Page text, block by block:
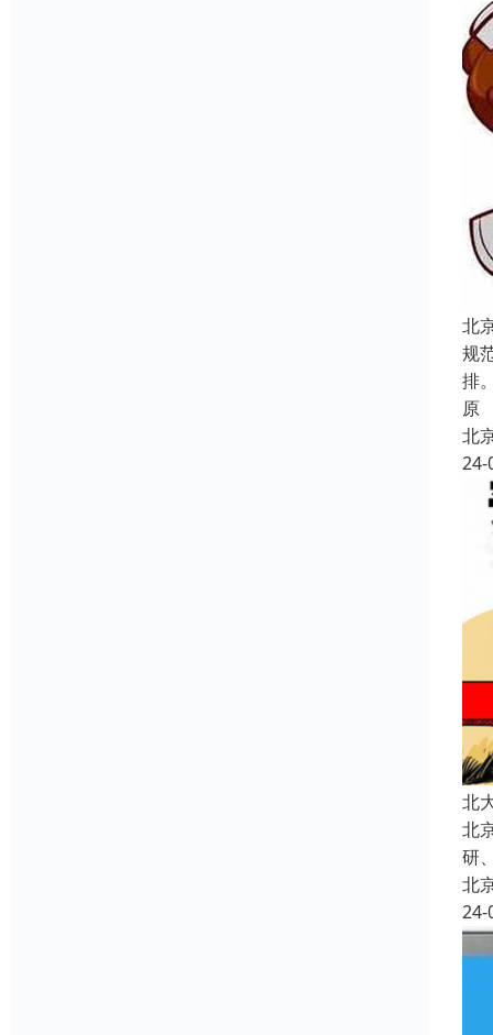
北
规
排
原
北
24-
北
北
研
北
24-